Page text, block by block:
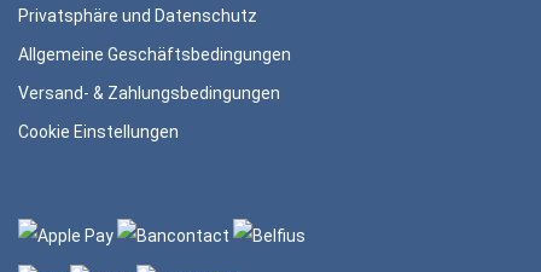
Privatsphäre und Datenschutz
Allgemeine Geschäftsbedingungen
Versand- & Zahlungsbedingungen
Cookie Einstellungen